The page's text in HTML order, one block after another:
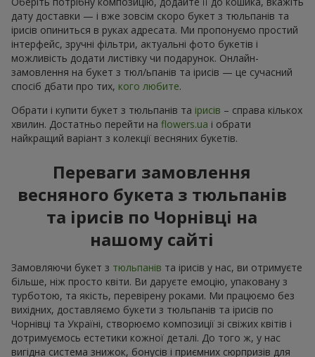
дату доставки — і вже зовсім скоро букет з тюльпанів та
ірисів опиниться в руках адресата. Ми пропонуємо простий
інтерфейс, зручні фільтри, актуальні фото букетів і
можливість додати листівку чи подарунок. Онлайн-
замовлення на букет з тюл/ьпанів та ірисів — це сучасний
спосіб дбати про тих, кого любите.
Обрати і купити букет з тюльпанів та ірисів – справа кількох
хвилин. Достатньо перейти на flowers.ua і обрати
найкращий варіант з колекції весняних букетів.
Переваги замовлення
весняного букета з тюльпанів
та ірисів по Чорнівці на
нашому сайті
Замовляючи букет з тюльпанів та ірисів у нас, ви отримуєте
більше, ніж просто квіти. Ви даруєте емоцію, упаковану з
турботою, та якість, перевірену роками. Ми працюємо без
вихідних, доставляємо букети з тюльпанів та ірисів по
Чорнівці та Україні, створюємо композиції зі свіжих квітів і
дотримуємось естетики кожної деталі. До того ж, у нас
вигідна система знижок, бонусів і приємних сюрпризів для